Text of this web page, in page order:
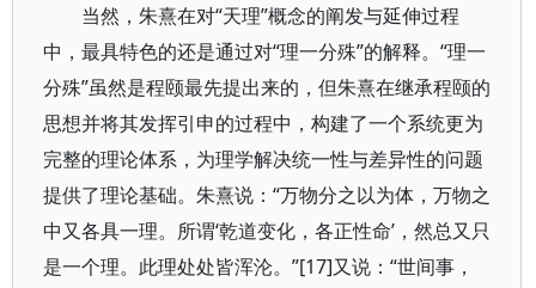
当然，朱熹在对“天理”概念的阐发与延伸过程
中，最具特色的还是通过对“理一分殊”的解释。“理一
分殊”虽然是程颐最先提出来的，但朱熹在继承程颐的
思想并将其发挥引申的过程中，构建了一个系统更为
完整的理论体系，为理学解决统一性与差异性的问题
提供了理论基础。朱熹说：“万物分之以为体，万物之
中又各具一理。所谓‘乾道变化，各正性命’，然总又只
是一个理。此理处处皆浑沦。”[17]又说：“世间事，